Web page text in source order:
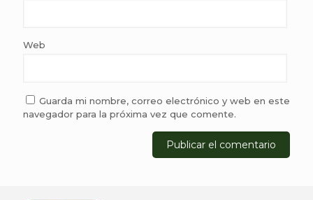
Web
Guarda mi nombre, correo electrónico y web en este
navegador para la próxima vez que comente.